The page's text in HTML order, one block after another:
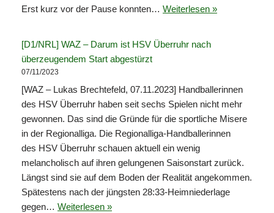
Erst kurz vor der Pause konnten… Weiterlesen »
[D1/NRL] WAZ – Darum ist HSV Überruhr nach
überzeugendem Start abgestürzt
07/11/2023
[WAZ – Lukas Brechtefeld, 07.11.2023] Handballerinnen
des HSV Überruhr haben seit sechs Spielen nicht mehr
gewonnen. Das sind die Gründe für die sportliche Misere
in der Regionalliga. Die Regionalliga-Handballerinnen
des HSV Überruhr schauen aktuell ein wenig
melancholisch auf ihren gelungenen Saisonstart zurück.
Längst sind sie auf dem Boden der Realität angekommen.
Spätestens nach der jüngsten 28:33-Heimniederlage
gegen… Weiterlesen »